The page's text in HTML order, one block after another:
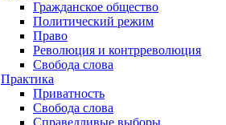
Гражданское общество
Политический режим
Право
Революция и контрреволюция
Свобода слова
Практика
Приватность
Свобода слова
Справедливые выборы